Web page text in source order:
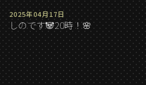
2025年04月17日
しのです🐼20時！🌸